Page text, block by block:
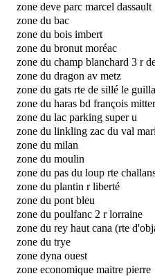
zone deve parc marcel dassault
zone du bac
zone du bois imbert
zone du bronut moréac
zone du champ blanchard 3 r
gagnerie
zone du dragon av metz
zone du gats rte de sillé le
zone du haras bd françois
zone du lac parking super u
zone du linkling zac du val
bis r abel gance
zone du milan
zone du moulin
zone du pas du loup rte
zone du plantin r liberté
zone du pont bleu
zone du poulfanc 2 r lorraine
zone du rey haut cana (rte
andré malraux
zone du trye
zone dyna ouest
zone economique maitre pierre